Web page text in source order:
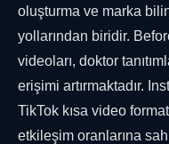
oluşturma ve marka
yollarından biridir.
videoları, doktor
erişimi artırmaktadır.
TikTok kısa video
etkileşim oranlarına